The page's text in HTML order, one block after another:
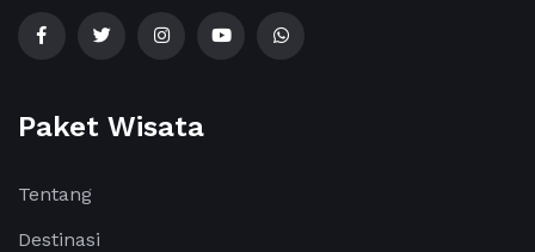
Paket Wisata
Tentang
Destinasi